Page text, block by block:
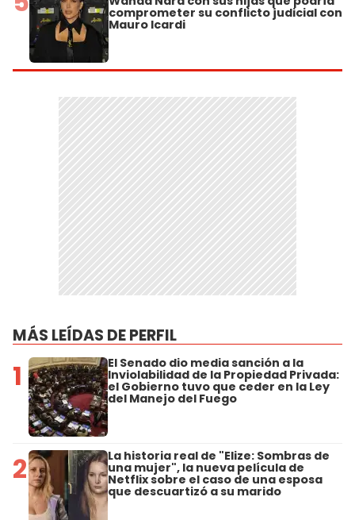
comprometer su conflicto judicial con
Mauro Icardi
MÁS LEÍDAS DE PERFIL
1 El Senado dio media sanción a la
Inviolabilidad de la Propiedad Privada:
el Gobierno tuvo que ceder en la Ley
del Manejo del Fuego
2 La historia real de "Elize: Sombras de
una mujer", la nueva película de
Netflix sobre el caso de una esposa
que descuartizó a su marido